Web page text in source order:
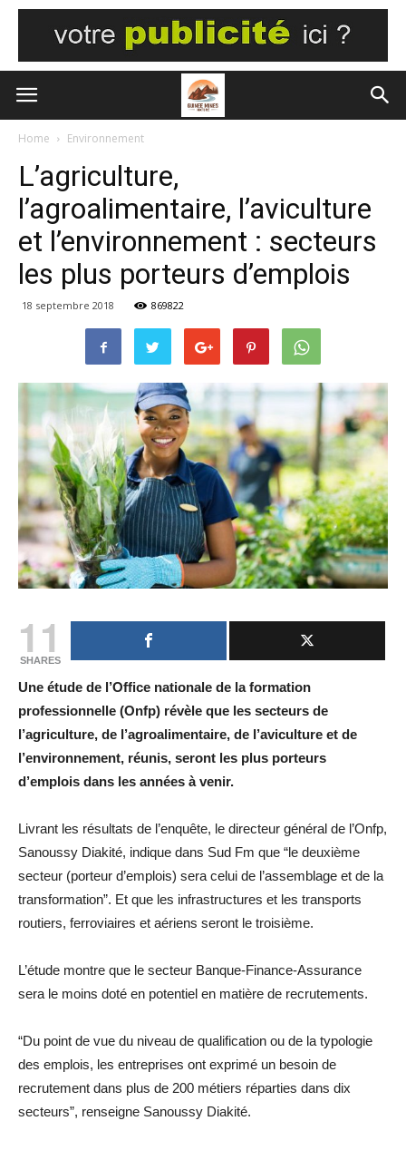
Home Environnement
L’agriculture,
l’agroalimentaire, l’aviculture
et l’environnement : secteurs
les plus porteurs d’emplois
18 septembre 2018 869822
11
SHARES
Une étude de l’Office nationale de la formation
professionnelle (Onfp) révèle que les secteurs de
l’agriculture, de l’agroalimentaire, de l’aviculture et de
l’environnement, réunis, seront les plus porteurs
d’emplois dans les années à venir.
Livrant les résultats de l’enquête, le directeur général de l’Onfp,
Sanoussy Diakité, indique dans Sud Fm que “le deuxième
secteur (porteur d’emplois) sera celui de l’assemblage et de la
transformation”. Et que les infrastructures et les transports
routiers, ferroviaires et aériens seront le troisième.
L’étude montre que le secteur Banque-Finance-Assurance
sera le moins doté en potentiel en matière de recrutements.
“Du point de vue du niveau de qualification ou de la typologie
des emplois, les entreprises ont exprimé un besoin de
recrutement dans plus de 200 métiers réparties dans dix
secteurs”, renseigne Sanoussy Diakité.